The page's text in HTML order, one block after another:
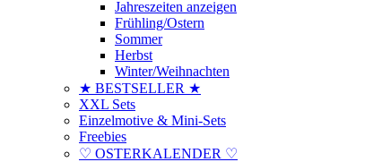
Jahreszeiten anzeigen
Frühling/Ostern
Sommer
Herbst
Winter/Weihnachten
★ BESTSELLER ★
XXL Sets
Einzelmotive & Mini-Sets
Freebies
♡ OSTERKALENDER ♡